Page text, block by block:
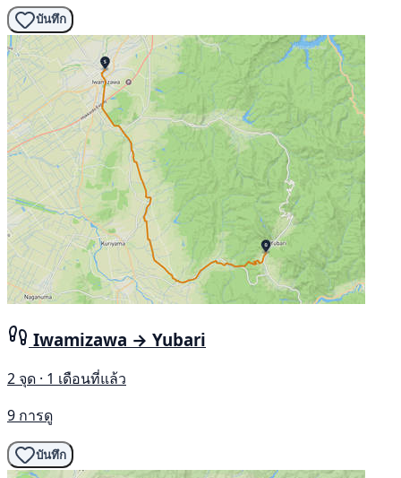
บันทึก
Iwamizawa → Yubari
2 จุด · 1 เดือนที่แล้ว
9 การดู
บันทึก